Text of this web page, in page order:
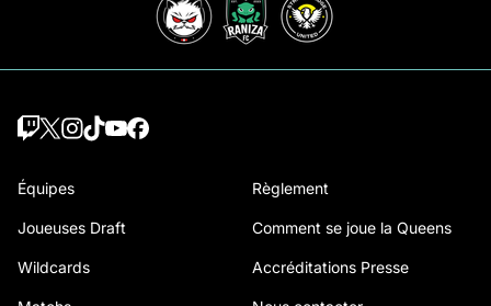
Équipes
Joueuses Draft
Wildcards
Règlement
Comment se joue la Queens
Accréditations Presse